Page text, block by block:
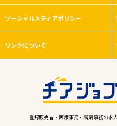
ソーシャルメディアポリシー
リンクについて
登録販売者・医療事務・調剤事務の求